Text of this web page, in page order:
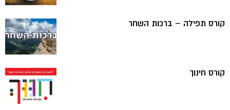
קורס תפילה – ברכות השחר
קורס חינוך